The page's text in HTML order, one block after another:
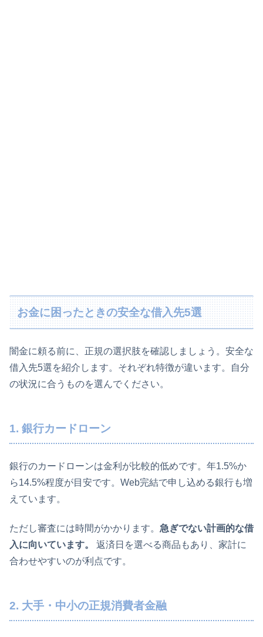
お金に困ったときの安全な借入先5選
闇金に頼る前に、正規の選択肢を確認しましょう。安全な
借入先5選を紹介します。それぞれ特徴が違います。自分
の状況に合うものを選んでください。
1. 銀行カードローン
銀行のカードローンは金利が比較的低めです。年1.5%か
ら14.5%程度が目安です。Web完結で申し込める銀行も増
えています。
ただし審査には時間がかかります。 急ぎでない計画的な借
入に向いています。
返済日を選べる商品もあり、家計に
合わせやすいのが利点です。
2. 大手・中小の正規消費者金融